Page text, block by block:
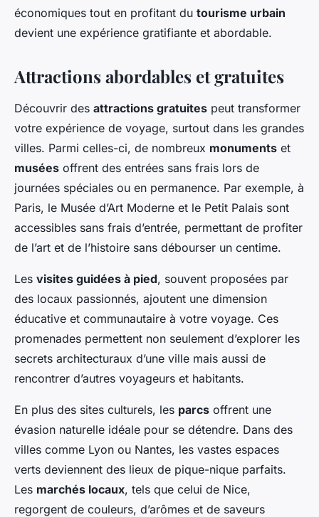
économiques tout en profitant du tourisme urbain
devient une expérience gratifiante et abordable.
Attractions abordables et gratuites
Découvrir des attractions gratuites peut transformer
votre expérience de voyage, surtout dans les grandes
villes. Parmi celles-ci, de nombreux monuments et
musées offrent des entrées sans frais lors de
journées spéciales ou en permanence. Par exemple, à
Paris, le Musée d’Art Moderne et le Petit Palais sont
accessibles sans frais d’entrée, permettant de profiter
de l’art et de l’histoire sans débourser un centime.
Les visites guidées à pied, souvent proposées par
des locaux passionnés, ajoutent une dimension
éducative et communautaire à votre voyage. Ces
promenades permettent non seulement d’explorer les
secrets architecturaux d’une ville mais aussi de
rencontrer d’autres voyageurs et habitants.
En plus des sites culturels, les parcs offrent une
évasion naturelle idéale pour se détendre. Dans des
villes comme Lyon ou Nantes, les vastes espaces
verts deviennent des lieux de pique-nique parfaits.
Les marchés locaux, tels que celui de Nice,
regorgent de couleurs, d’arômes et de saveurs